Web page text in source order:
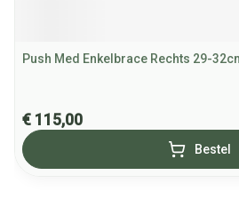
Push Med Enkelbrace Rechts 29-
€ 115,00
Bestel